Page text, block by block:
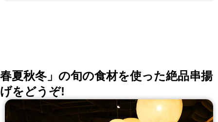
春夏秋冬」の旬の食材を使った絶品串揚
げをどうぞ!